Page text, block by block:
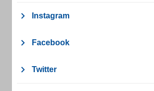
Instagram
Facebook
Twitter